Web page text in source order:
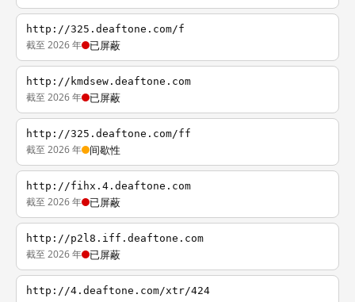
http://325.deaftone.com/f
截至 2026 年 已屏蔽
http://kmdsew.deaftone.com
截至 2026 年 已屏蔽
http://325.deaftone.com/ff
截至 2026 年 间歇性
http://fihx.4.deaftone.com
截至 2026 年 已屏蔽
http://p2l8.iff.deaftone.com
截至 2026 年 已屏蔽
http://4.deaftone.com/xtr/424